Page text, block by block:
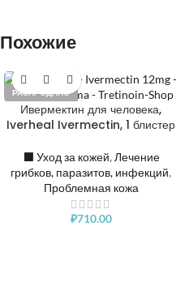
Похожие
РАСПРОДАНО
Ивермектин для человека,
Iverheal Ivermectin, 1 блистер
⬛️ Уход за кожей,Лечение
грибков, паразитов, инфекций,
Проблемная кожа
₽710.00